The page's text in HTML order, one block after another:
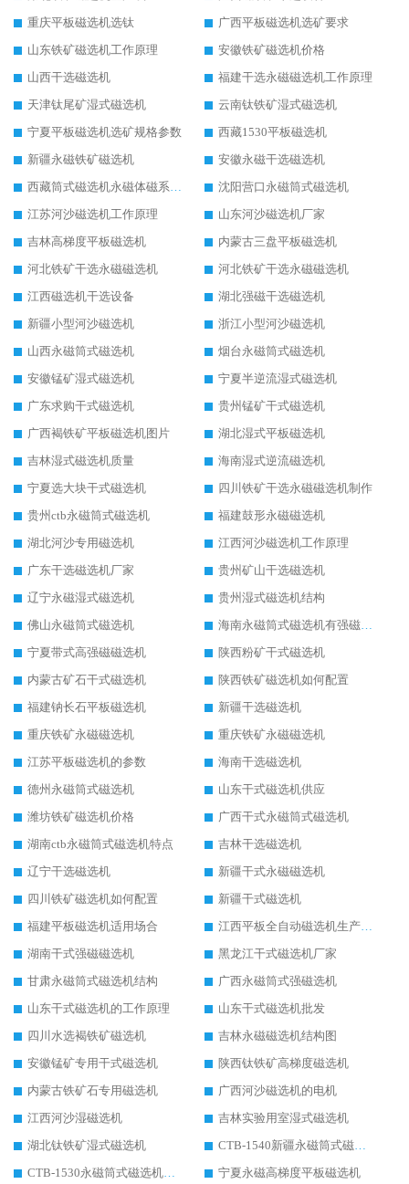
重庆平板磁选机选钛
广西平板磁选机选矿要求
山东铁矿磁选机工作原理
安徽铁矿磁选机价格
山西干选磁选机
福建干选永磁磁选机工作原理
天津钛尾矿湿式磁选机
云南钛铁矿湿式磁选机
宁夏平板磁选机选矿规格参数
西藏1530平板磁选机
新疆永磁铁矿磁选机
安徽永磁干选磁选机
西藏筒式磁选机永磁体磁系设计
沈阳营口永磁筒式磁选机
江苏河沙磁选机工作原理
山东河沙磁选机厂家
吉林高梯度平板磁选机
内蒙古三盘平板磁选机
河北铁矿干选永磁磁选机
河北铁矿干选永磁磁选机
江西磁选机干选设备
湖北强磁干选磁选机
新疆小型河沙磁选机
浙江小型河沙磁选机
山西永磁筒式磁选机
烟台永磁筒式磁选机
安徽锰矿湿式磁选机
宁夏半逆流湿式磁选机
广东求购干式磁选机
贵州锰矿干式磁选机
广西褐铁矿平板磁选机图片
湖北湿式平板磁选机
吉林湿式磁选机质量
海南湿式逆流磁选机
宁夏选大块干式磁选机
四川铁矿干选永磁磁选机制作
贵州ctb永磁筒式磁选机
福建鼓形永磁磁选机
湖北河沙专用磁选机
江西河沙磁选机工作原理
广东干选磁选机厂家
贵州矿山干选磁选机
辽宁永磁湿式磁选机
贵州湿式磁选机结构
佛山永磁筒式磁选机
海南永磁筒式磁选机有强磁的吗
宁夏带式高强磁磁选机
陕西粉矿干式磁选机
内蒙古矿石干式磁选机
陕西铁矿磁选机如何配置
福建钠长石平板磁选机
新疆干选磁选机
重庆铁矿永磁磁选机
重庆铁矿永磁磁选机
江苏平板磁选机的参数
海南干选磁选机
德州永磁筒式磁选机
山东干式磁选机供应
潍坊铁矿磁选机价格
广西干式永磁筒式磁选机
湖南ctb永磁筒式磁选机特点
吉林干选磁选机
辽宁干选磁选机
新疆干式永磁磁选机
四川铁矿磁选机如何配置
新疆干式磁选机
福建平板磁选机适用场合
江西平板全自动磁选机生产厂家
湖南干式强磁磁选机
黑龙江干式磁选机厂家
甘肃永磁筒式磁选机结构
广西永磁筒式强磁选机
山东干式磁选机的工作原理
山东干式磁选机批发
四川水选褐铁矿磁选机
吉林永磁磁选机结构图
安徽锰矿专用干式磁选机
陕西钛铁矿高梯度磁选机
内蒙古铁矿石专用磁选机
广西河沙磁选机的电机
江西河沙湿磁选机
吉林实验用室湿式磁选机
湖北钛铁矿湿式磁选机
CTB-1540新疆永磁筒式磁选机
CTB-1530永磁筒式磁选机代理商
宁夏永磁高梯度平板磁选机